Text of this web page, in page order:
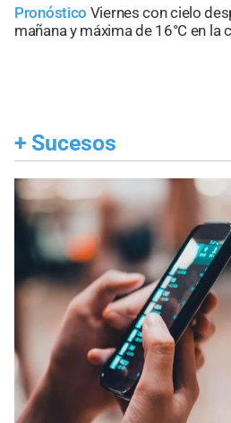
Pronóstico Viernes con cielo
mañana y máxima de 16°C en la
+ Sucesos